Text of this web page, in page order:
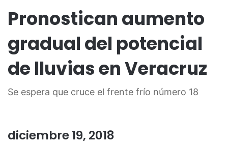
Pronostican aumento
gradual del potencial
de lluvias en Veracruz
Se espera que cruce el frente frío número 18
diciembre 19, 2018